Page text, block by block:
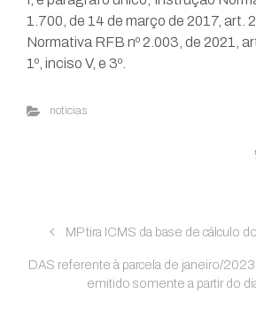
1.700, de 14 de março de 2017, art.
Normativa RFB nº 2.003, de 2021,
1º, inciso V, e 3º.
noticias
MP tira ICMS da base de cálculo
DAS referente à parcela de janeiro/
emitido somente a partir do